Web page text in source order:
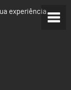
experiência.